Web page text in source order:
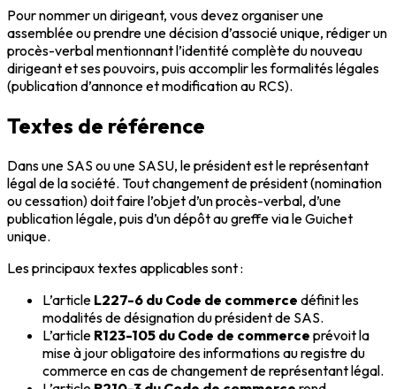
Pour nommer un dirigeant, vous devez organiser une
assemblée ou prendre une décision d’associé unique, rédiger un
procès-verbal mentionnant l’identité complète du nouveau
dirigeant et ses pouvoirs, puis accomplir les formalités légales
(publication d’annonce et modification au RCS).
Textes de référence
Dans une SAS ou une SASU, le président est le représentant
légal de la société. Tout changement de président (nomination
ou cessation) doit faire l’objet d’un procès-verbal, d’une
publication légale, puis d’un dépôt au greffe via le Guichet
unique.
Les principaux textes applicables sont :
L’article L227-6 du Code de commerce définit les
modalités de désignation du président de SAS.
L’article R123-105 du Code de commerce prévoit la
mise à jour obligatoire des informations au registre du
commerce en cas de changement de représentant légal.